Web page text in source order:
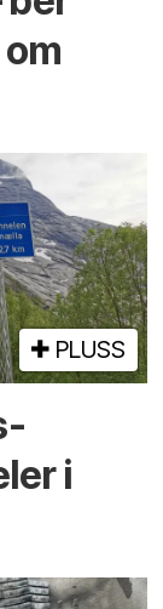
PLUSS
i